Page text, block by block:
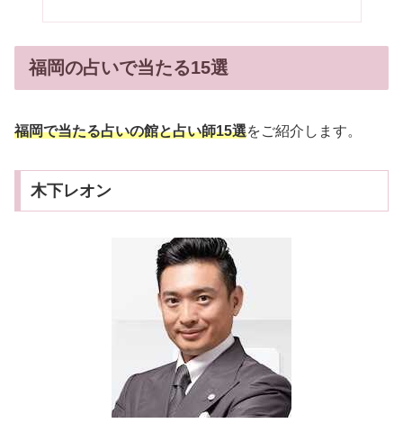
福岡の占いで当たる15選
福岡で当たる占いの館と占い師15選をご紹介します。
木下レオン